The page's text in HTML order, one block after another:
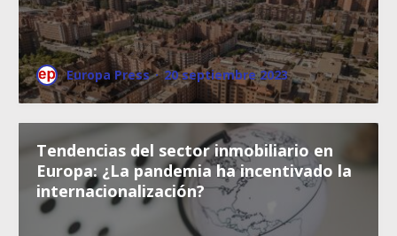
Europa Press · 20 septiembre 2023
Tendencias del sector inmobiliario en
Europa: ¿La pandemia ha incentivado la
internacionalización?